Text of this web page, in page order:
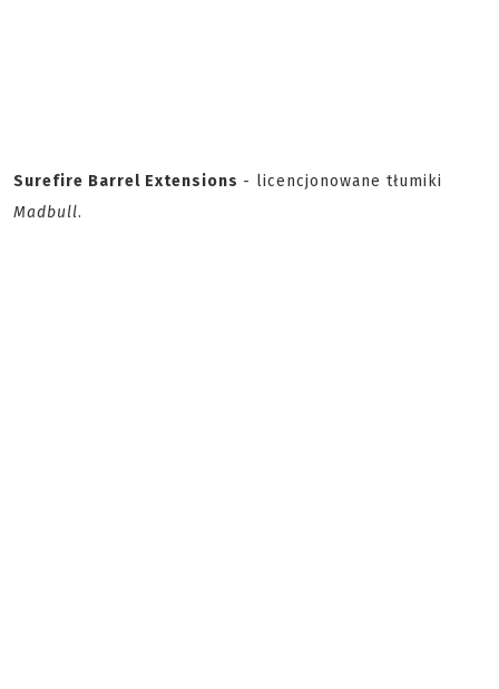
Surefire Barrel Extensions - licencjonowane tłumiki
Madbull.